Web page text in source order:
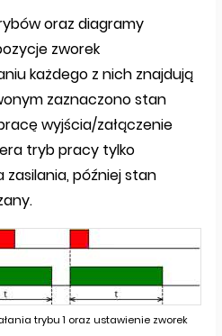
oraz diagramy
zworek
każdego z nich znajdują
zaznaczono stan
wyjścia/załączenie
tryb pracy tylko
później stan
trybu 1 oraz ustawienie zworek